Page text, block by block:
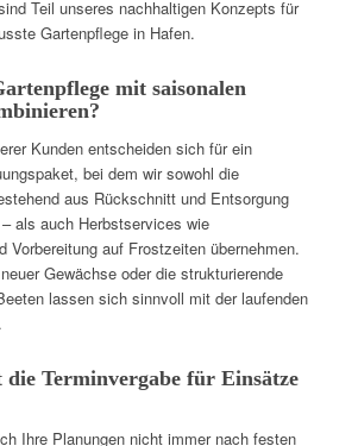
Teil unseres nachhaltigen Konzepts für
Gartenpflege in Hafen.
mit saisonalen
Kunden entscheiden sich für ein
bei dem wir sowohl die
aus Rückschnitt und Entsorgung
als auch Herbstservices wie
Vorbereitung auf Frostzeiten übernehmen.
Gewächse oder die strukturierende
lassen sich sinnvoll mit der laufenden
Terminvergabe für Einsätze
Ihre Planungen nicht immer nach festen